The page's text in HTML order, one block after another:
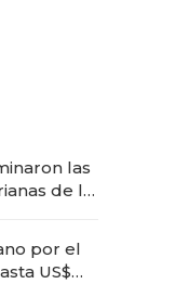
las
de la
por el
US$